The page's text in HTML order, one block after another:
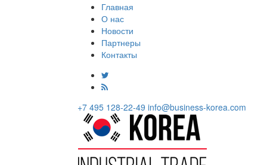
Главная
О нас
Новости
Партнеры
Контакты
+7 495 128-22-49 info@business-korea.com